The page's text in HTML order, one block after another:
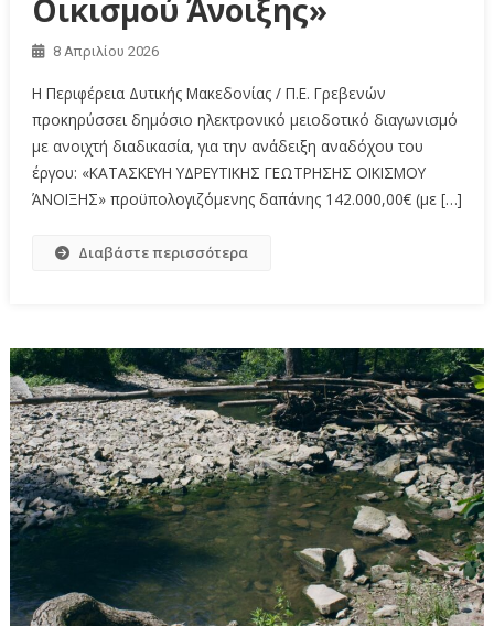
Οικισμού Άνοιξης»
8 Απριλίου 2026
Η Περιφέρεια Δυτικής Μακεδονίας / Π.Ε. Γρεβενών
προκηρύσσει δημόσιο ηλεκτρονικό μειοδοτικό διαγωνισμό
με ανοιχτή διαδικασία, για την ανάδειξη αναδόχου του
έργου: «ΚΑΤΑΣΚΕΥΗ ΥΔΡΕΥΤΙΚΗΣ ΓΕΩΤΡΗΣΗΣ ΟΙΚΙΣΜΟΥ
ΆΝΟΙΞΗΣ» προϋπολογιζόμενης δαπάνης 142.000,00€ (με […]
Διαβάστε περισσότερα